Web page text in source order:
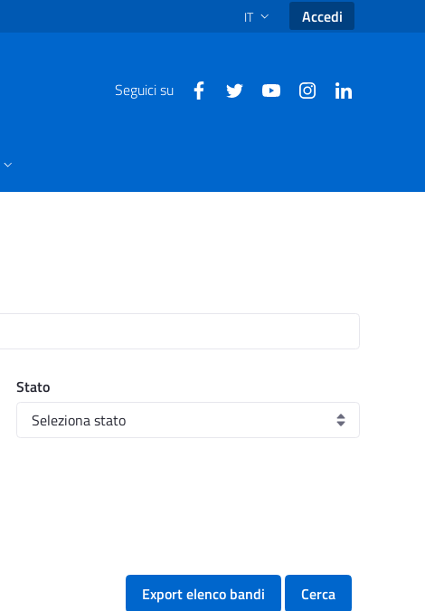
SELEZIONE LINGUA: LINGUA
IT Accedi
Seguici su
Stato
Export elenco bandi Cerca